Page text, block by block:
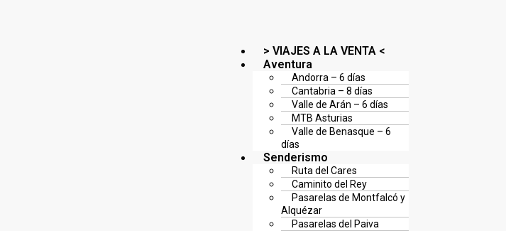
> VIAJES A LA VENTA <
Aventura
Andorra – 6 días
Cantabria – 8 días
Valle de Arán – 6 días
MTB Asturias
Valle de Benasque – 6
días
Senderismo
Ruta del Cares
Caminito del Rey
Pasarelas de Montfalcó y
Alquézar
Pasarelas del Paiva